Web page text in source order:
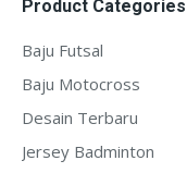
Product Categories
Baju Futsal
Baju Motocross
Desain Terbaru
Jersey Badminton